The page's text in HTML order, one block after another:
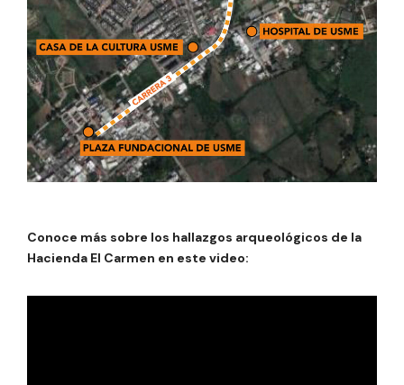
Conoce más sobre los hallazgos arqueológicos de la
Hacienda El Carmen en este video: